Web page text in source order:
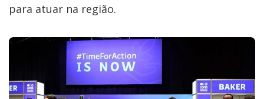
para atuar na região.